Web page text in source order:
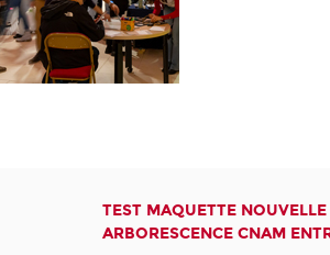
TEST MAQUETTE NOUVELLE
ARBORESCENCE CNAM